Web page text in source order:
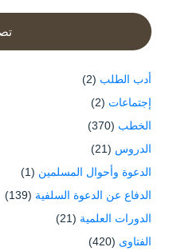
أدب الطلب (2)
إجتماعات (2)
الخطب (370)
الدروس (21)
الدعوة وأحوال المسلمين (1)
الدفاع عن الدعوة السلفية (139)
الدورات العلمية (21)
الفتاوى (420)